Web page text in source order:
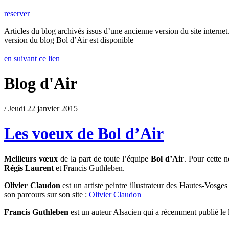
reserver
Articles du blog archivés issus d’une ancienne version du site
version du blog Bol d’Air est disponible
en suivant ce lien
Blog d'Air
/ Jeudi 22 janvier 2015
Les voeux de Bol d’Air
Meilleurs vœux de la part de toute l’équipe Bol d’Air. Pour cette
Régis Laurent et Francis Guthleben.
Olivier Claudon est un artiste peintre illustrateur des Hautes-
son parcours sur son site : Olivier Claudon
Francis Guthleben est un auteur Alsacien qui a récemment publié